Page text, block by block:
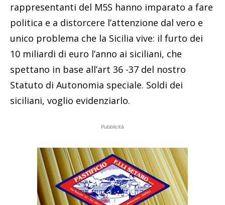
rappresentanti del M5S hanno imparato a fare
politica e a distorcere l’attenzione dal vero e
unico problema che la Sicilia vive: il furto dei
10 miliardi di euro l’anno ai siciliani, che
spettano in base all’art 36 -37 del nostro
Statuto di Autonomia speciale. Soldi dei
siciliani, voglio evidenziarlo.
Pubblicità